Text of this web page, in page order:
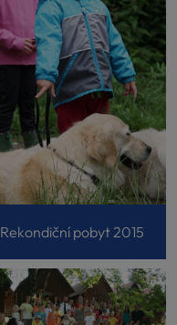
Rekondiční pobyt 2015